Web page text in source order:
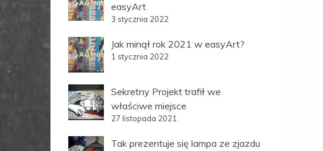
easyArt
3 stycznia 2022
Jak minął rok 2021 w easyArt?
1 stycznia 2022
Sekretny Projekt trafił we
właściwe miejsce
27 listopada 2021
Tak prezentuje się lampa ze zjazdu